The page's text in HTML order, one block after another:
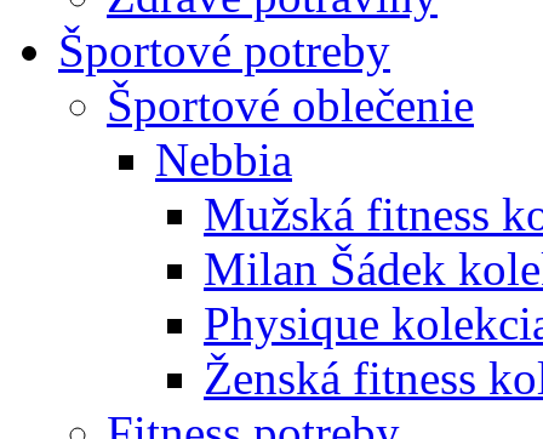
Športové potreby
Športové oblečenie
Nebbia
Mužská fitness
Milan Šádek
Physique
Ženská fitness